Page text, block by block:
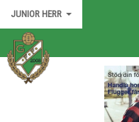
JUNIOR HERR
HEM